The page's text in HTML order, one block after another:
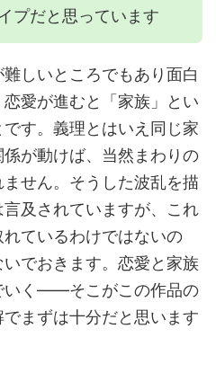
プだと思っています
しいところでもあり面白
愛が進むと「家族」とい
す。義理とはいえ同じ家
が動けば、当然まわりの
せん。そうした波乱を描
及されていますが、これ
ているわけではないの
でおきます。恋愛と家族
いく――そこがこの作品の
まずは十分だと思います